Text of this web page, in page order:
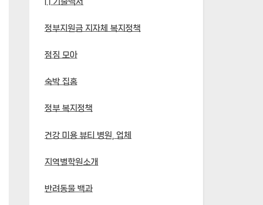
정부지원금 지자체 복지정책
점짐 모아
숙박 집홈
정부 복지정책
건강 미용 뷰티 병원, 업체
지역별학원소개
반려동물 백과